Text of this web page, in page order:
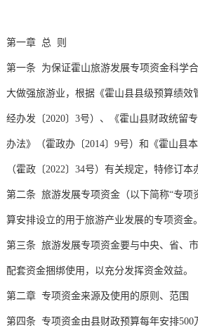
第一章 总 则
第一条 为保证霍山旅游发展专项资金科学
大做强旅游业，根据《霍山县县级预算绩效
经办发〔2020〕3号）、《霍山县财政统留
办法》（霍政办〔2014〕9号）和《霍山县
（霍政〔2022〕34号）有关规定，特修订本
第二条 旅游发展专项资金（以下简称“专项
算安排设立的用于旅游产业发展的专项资金。
第三条 旅游发展专项资金要与中央、省、
配套资金捆绑使用，以充分发挥资金效益。
第二章 专项资金来源及使用的原则、范围
第四条 专项资金由县财政预算每年安排500